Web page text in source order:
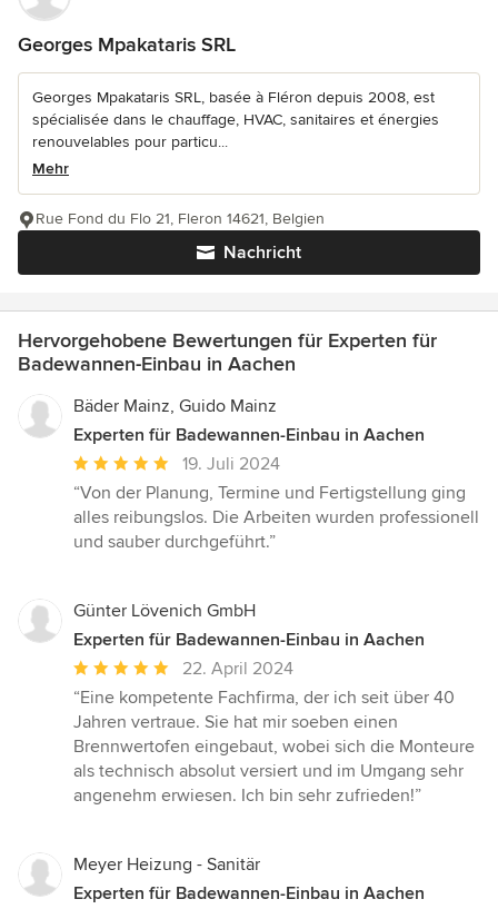
Georges Mpakataris SRL
Georges Mpakataris SRL, basée à Fléron depuis 2008, est
spécialisée dans le chauffage, HVAC, sanitaires et énergies
renouvelables pour particu...
Mehr
Nachricht
Rue Fond du Flo 21, Fleron 14621, Belgien
Hervorgehobene Bewertungen für Experten für
Badewannen-Einbau in Aachen
Bäder Mainz, Guido Mainz
Experten für Badewannen-Einbau in Aachen
Durchschnittliche
Bewertung:
5
von
19. Juli 2024
“Von der Planung, Termine und Fertigstellung ging
alles reibungslos. Die Arbeiten wurden professionell
und sauber durchgeführt.”
Günter Lövenich GmbH
Experten für Badewannen-Einbau in Aachen
Durchschnittliche
Bewertung:
5
von
5
Sternen
22. April 2024
“Eine kompetente Fachfirma, der ich seit über 40
Jahren vertraue. Sie hat mir soeben einen
Brennwertofen eingebaut, wobei sich die Monteure
als technisch absolut versiert und im Umgang sehr
angenehm erwiesen. Ich bin sehr zufrieden!”
Meyer Heizung - Sanitär
Experten für Badewannen-Einbau in Aachen